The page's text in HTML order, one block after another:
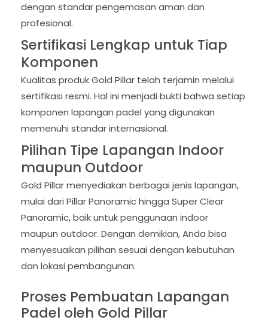
dengan standar pengemasan aman dan
profesional.
Sertifikasi Lengkap untuk Tiap
Komponen
Kualitas produk Gold Pillar telah terjamin melalui
sertifikasi resmi. Hal ini menjadi bukti bahwa setiap
komponen lapangan padel yang digunakan
memenuhi standar internasional.
Pilihan Tipe Lapangan Indoor
maupun Outdoor
Gold Pillar menyediakan berbagai jenis lapangan,
mulai dari Pillar Panoramic hingga Super Clear
Panoramic, baik untuk penggunaan indoor
maupun outdoor. Dengan demikian, Anda bisa
menyesuaikan pilihan sesuai dengan kebutuhan
dan lokasi pembangunan.
Proses Pembuatan Lapangan
Padel oleh Gold Pillar